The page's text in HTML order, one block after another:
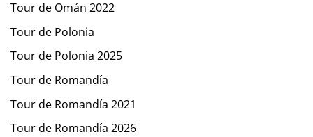
Tour de Omán 2022
Tour de Polonia
Tour de Polonia 2025
Tour de Romandía
Tour de Romandía 2021
Tour de Romandía 2026